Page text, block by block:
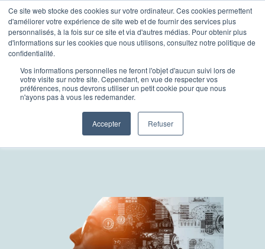
Ce site web stocke des cookies sur votre ordinateur. Ces cookies permettent
d'améliorer votre expérience de site web et de fournir des services plus
personnalisés, à la fois sur ce site et via d'autres médias. Pour obtenir plus
d'informations sur les cookies que nous utilisons, consultez notre politique de
confidentialité.
Vos informations personnelles ne feront l'objet d'aucun suivi lors de
votre visite sur notre site. Cependant, en vue de respecter vos
préférences, nous devrons utiliser un petit cookie pour que nous
n'ayons pas à vous les redemander.
Accepter Refuser
Inscrivez-vous
Avant de consulter la vidéo du webinaire sur
AdvisorSLA, veuillezremplir ce formulaire :